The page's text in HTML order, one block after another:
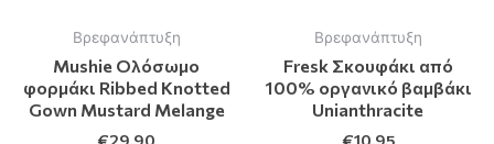
Βρεφανάπτυξη
Mushie Ολόσωμο
φορμάκι Ribbed Knotted
Gown Mustard Melange
€29.90
Βρεφανάπτυξη
Fresk Σκουφάκι από
100% οργανικό βαμβάκι
Unianthracite
€10.95